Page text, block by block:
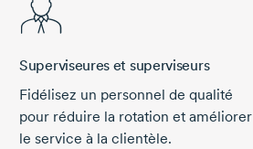
Superviseures et superviseurs
Fidélisez un personnel de qualité
pour réduire la rotation et améliorer
le service à la clientèle.